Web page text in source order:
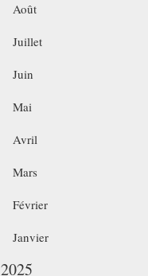
Août
Juillet
Juin
Mai
Avril
Mars
Février
Janvier
2025